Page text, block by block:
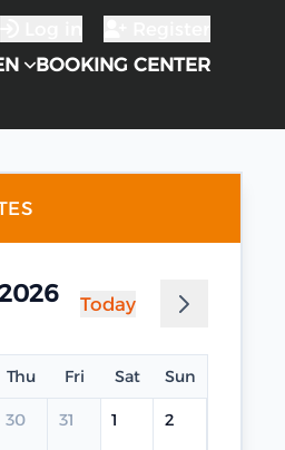
BOOKING CENTER
Today
Thu Fri Sat Sun
30 31 1 2